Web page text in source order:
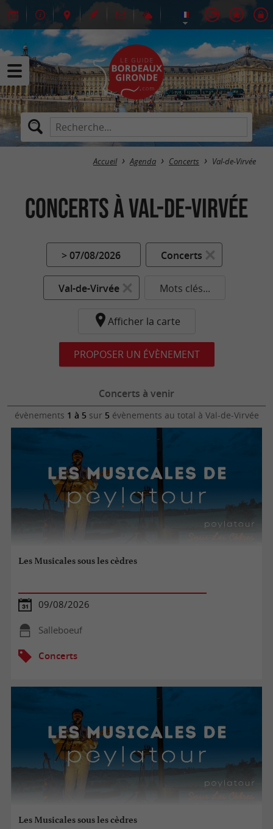
Accueil Agenda Concerts Val-de-Virvée
Concerts à Val-de-Virvée
> 07/08/2026 Concerts
Val-de-Virvée Mots clés...
Afficher la carte
PROPOSER UN ÉVÈNEMENT
Concerts à venir
évènements 1 à 5 sur 5 évènements au total à Val-de-Virvée
Les Musicales sous les cèdres
09/08/2026
Salleboeuf
Concerts
Les Musicales sous les cèdres